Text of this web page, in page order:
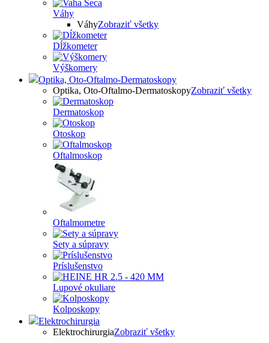
Váhy
VáhyZobraziť všetky
Dĺžkometer
Výškomery
Optika, Oto-Oftalmo-Dermatoskopy
Optika, Oto-Oftalmo-DermatoskopyZobraziť všetky
Dermatoskop
Otoskop
Oftalmoskop
Oftalmometre
Sety a súpravy
Príslušenstvo
Lupové okuliare
Kolposkopy
Elektrochirurgia
ElektrochirurgiaZobraziť všetky